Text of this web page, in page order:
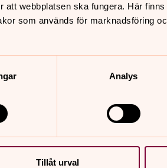
webbplatsen ska fungera. Här
som används för marknadsföring
Analys
Tillåt urval
och begravningsverksamheten